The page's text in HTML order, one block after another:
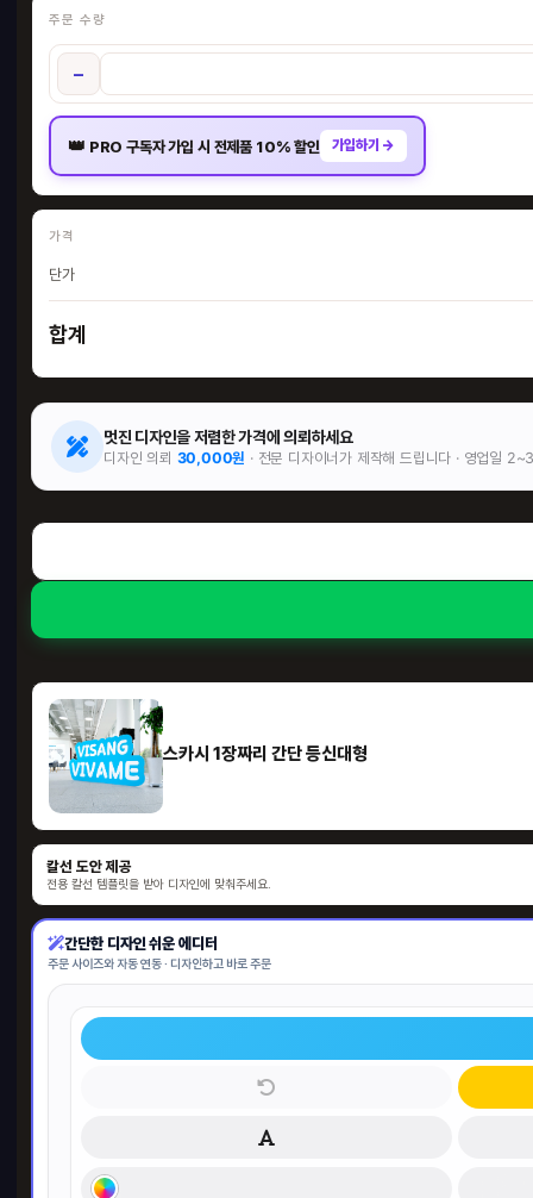
900
스카시 1장짜리 간단 등신대형
칼선 도안 제공
전용 칼선 템플릿을 받아 디자인에 맞춰주세요.
간단한 디자인 쉬운 에디터
주문 사이즈와 자동 연동 · 디자인하고 바로 주문
주문 수량
−
👑 PRO 구독자 가입 시 전제품 10% 할인 가입하기 →
가격
단가
합계
멋진 디자인을 저렴한 가격에 의뢰하세요
디자인 의뢰 30,000원 · 전문 디자이너가 제작해 드립니다 · 영업일